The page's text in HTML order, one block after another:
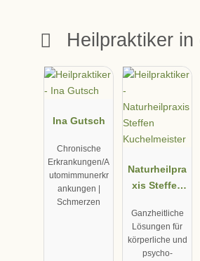
Heilpraktiker in
Ina Gutsch
Chronische
Erkrankungen/A
utomimmunerkr
ankungen |
Schmerzen
Naturheilpra
xis Steffen
er
Ganzheitliche
Lösungen für
körperliche und
psycho-